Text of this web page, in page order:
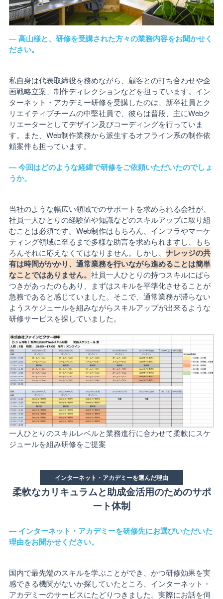
― 高山様と、研修を受講された方々の業務内容をお聞かせく
ださい。
私自身は代表取締役を務めながら、顧客との打ち合わせや企
画戦略立案、制作ディレクションなどを担っています。イン
ターネット・アカデミー研修を受講したのは、新卒社員とク
リエイティブチームの中堅社員で、彼らは普段、主にWebク
リエーターとしてデザイン及びコーディングを行っていま
す。また、Web制作業務から派生するオフライン系の制作依
頼案件も担っています。
― 今回はどのような経緯で研修をご依頼いただいたのでしょ
うか。
当社のような幅広い領域でのサポートを求められる会社が、
社員一人ひとりの経験値や知識などのスキルアップに取り組
むことは必須です。Web制作はもちろん、インフラやマーケ
ティング領域に至るまで多様な助言を求められますし、もち
ろんそれに応えなくてはなりません。しかし、 ナレッジの共
有は時間がかかり、通常業務を行いながら進めることは簡単
なことではありません。 社員一人ひとりの持つスキルにばら
つきがあったのもあり、まずはスキルを平準化させることが
急務であると感じていました。そこで、通常業務が滞らない
ようスケジュールを組みながらスキルアップが出来るような
研修サービスを探していました。
一人ひとりのスキルレベルと業務進行に合わせて柔軟にスケ
ジュールを組み研修をご提案
インターネット・アカデミーを選んだ理由
柔軟なカリキュラムと助成金活用のためのサポ
ート体制
― インターネット・アカデミーを研修先にお選びいただいた
理由をお聞かせください。
国内で最先端のスキルを学ぶことができ、かつ研修効果を実
感できる機関がないか探していたところ、インターネット・
アカデミーのサービスにたどりつきました。実際にお話を伺